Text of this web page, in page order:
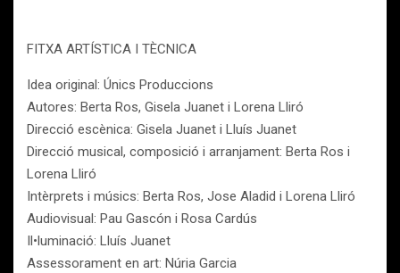
FITXA ARTÍSTICA I TÈCNICA
Idea original: Únics Produccions
Autores: Berta Ros, Gisela Juanet i Lorena Lliró
Direcció escènica: Gisela Juanet i Lluís Juanet
Direcció musical, composició i arranjament: Berta Ros i
Lorena Lliró
Intèrprets i músics: Berta Ros, Jose Aladid i Lorena Lliró
Audiovisual: Pau Gascón i Rosa Cardús
Il•luminació: Lluís Juanet
Assessorament en art: Núria Garcia